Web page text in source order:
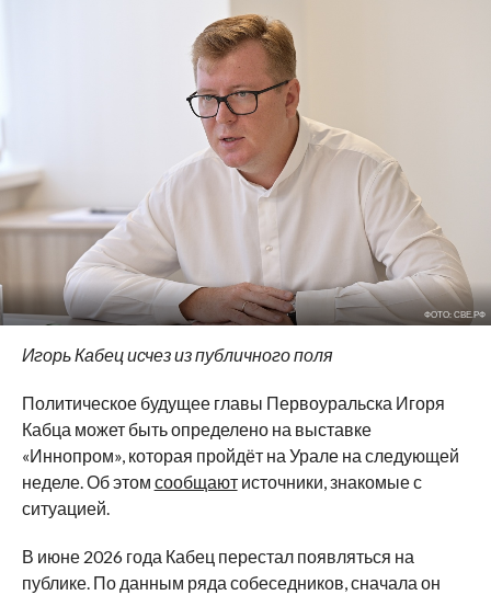
ФОТО: СВЕ.РФ
Игорь Кабец исчез из публичного поля
Политическое будущее главы Первоуральска Игоря
Кабца может быть определено на выставке
«Иннопром», которая пройдёт на Урале на следующей
неделе. Об этом сообщаютисточники, знакомые с
ситуацией.
В июне 2026 года Кабец перестал появляться на
публике. По данным ряда собеседников, сначала он